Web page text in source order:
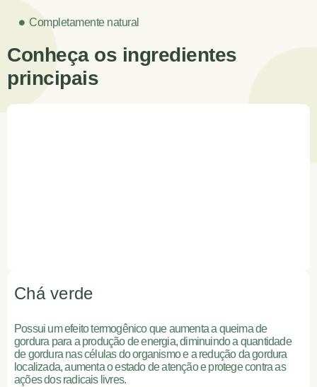
Completamente natural
Conheça os ingredientes
principais
Chá verde
Possui um efeito termogênico que aumenta a queima de
gordura para a produção de energia, diminuindo a quantidade
de gordura nas células do organismo e a redução da gordura
localizada, aumenta o estado de atenção e protege contra as
ações dos radicais livres.